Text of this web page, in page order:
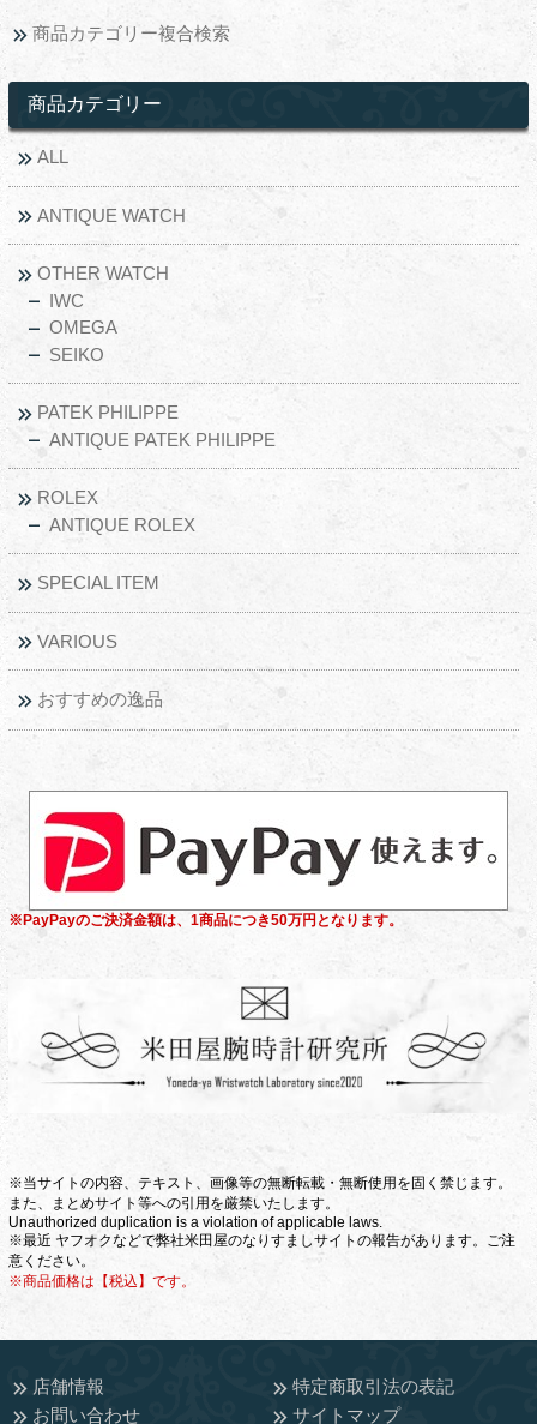
商品カテゴリー複合検索
商品カテゴリー
ALL
ANTIQUE WATCH
OTHER WATCH
IWC
OMEGA
SEIKO
PATEK PHILIPPE
ANTIQUE PATEK PHILIPPE
ROLEX
ANTIQUE ROLEX
SPECIAL ITEM
VARIOUS
おすすめの逸品
※PayPayのご決済金額は、1商品につき50万円となります。
※当サイトの内容、テキスト、画像等の無断転載・無断使用を固く禁じます。
また、まとめサイト等への引用を厳禁いたします。
Unauthorized duplication is a violation of applicable laws.
※最近 ヤフオクなどで弊社米田屋のなりすましサイトの報告があります。ご注
意ください。
※商品価格は【税込】です。
店舗情報
特定商取引法の表記
お問い合わせ
サイトマップ